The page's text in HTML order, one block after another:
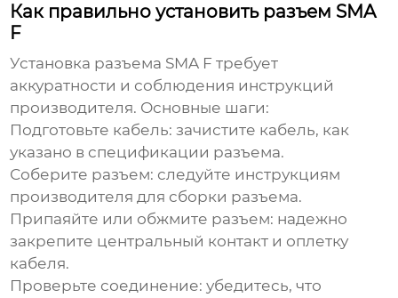
Как правильно установить разъем SMA
F
Установка разъема SMA F требует
аккуратности и соблюдения инструкций
производителя. Основные шаги:
Подготовьте кабель: зачистите кабель, как
указано в спецификации разъема.
Соберите разъем: следуйте инструкциям
производителя для сборки разъема.
Припаяйте или обжмите разъем: надежно
закрепите центральный контакт и оплетку
кабеля.
Проверьте соединение: убедитесь, что